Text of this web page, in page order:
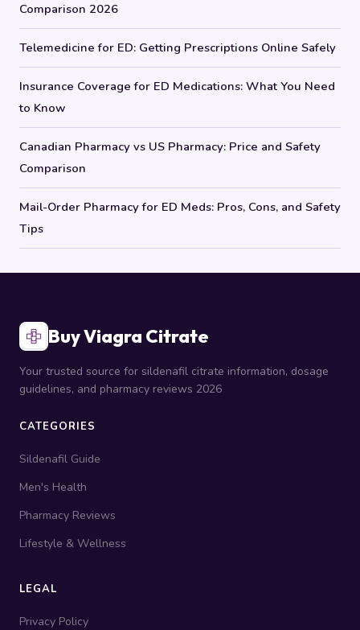
Comparison 2026
Telemedicine for ED: Getting Prescriptions Online Safely
Insurance Coverage for ED Medications: What You Need
to Know
Canadian Pharmacy vs US Pharmacy: Price and Safety
Comparison
Mail-Order Pharmacy for ED Meds: Pros, Cons, and Safety
Tips
Buy Viagra Citrate
Your trusted source for sildenafil citrate information, dosage
guidelines, and pharmacy reviews 2026
CATEGORIES
Sildenafil Guide
Men's Health
Pharmacy Reviews
Lifestyle & Wellness
LEGAL
Privacy Policy